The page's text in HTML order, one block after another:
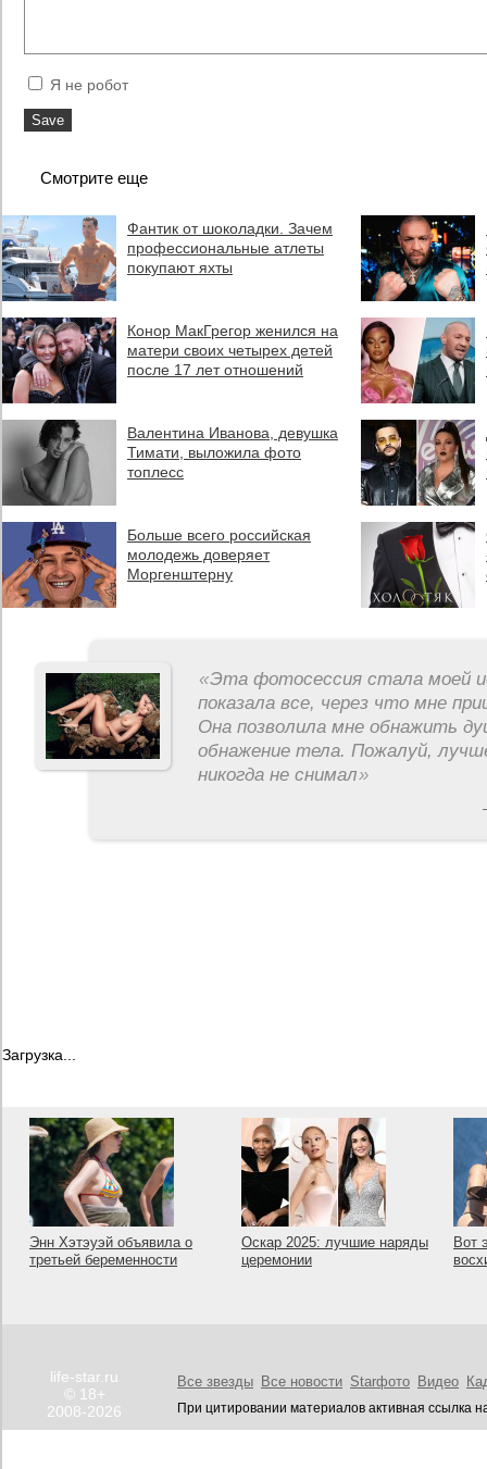
Я не робот
Смотрите еще
Фантик от шоколадки. Зачем
профессиональные атлеты
покупают яхты
Конор МакГрегор женился на
матери своих четырех детей
после 17 лет отношений
Валентина Иванова, девушка
Тимати, выложила фото
топлесс
Больше всего российская
молодежь доверяет
Моргенштерну
«Эта фотосессия стала моей
показала все, через что мне
Она позволила мне обнажить
обнажение тела. Пожалуй,
никогда не снимал»
Загрузка...
Энн Хэтэуэй объявила о
третьей беременности
Оскар 2025: лучшие наряды
церемонии
Вот
life-star.ru
© 18+
2008-2026
Все звезды Все новости Starфото Видео
При цитировании материалов активная ссылка